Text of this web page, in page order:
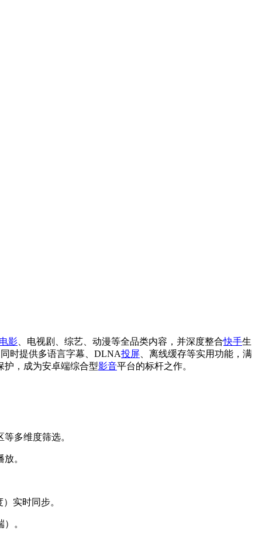
影 、电视剧、综艺、动漫等全品类内容，并深度整合快手生
时提供多语言字幕、DLNA投屏 、离线缓存等实用功能，满
护，成为安卓端综合型影音平台的标杆之作。
多维度筛选。
。
实时同步。
。